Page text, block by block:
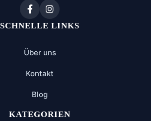
SCHNELLE LINKS
Über uns
Kontakt
Blog
KATEGORIEN